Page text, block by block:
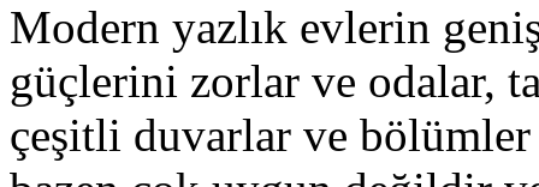
Modern yazlık evlerin
güçlerini zorlar ve odalar,
çeşitli duvarlar ve bölümler